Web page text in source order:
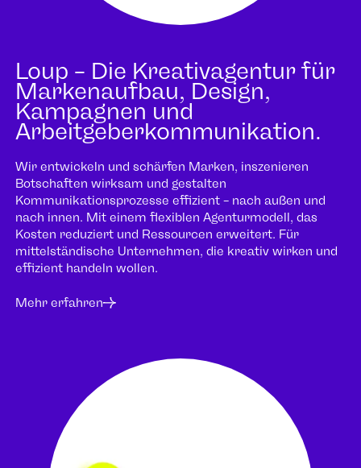
Loup – Die Kreativagentur für
Markenaufbau, Design,
Kampagnen und
Arbeitgeberkommunikation.
Wir entwickeln und schärfen Marken, inszenieren
Botschaften wirksam und gestalten
Kommunikationsprozesse effizient – nach außen und
nach innen. Mit einem flexiblen Agenturmodell, das
Kosten reduziert und Ressourcen erweitert. Für
mittelständische Unternehmen, die kreativ wirken und
effizient handeln wollen.
Mehr erfahren